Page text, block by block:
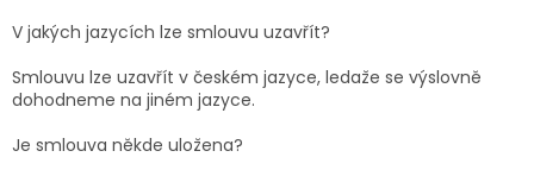
V jakých jazycích lze smlouvu uzavřít?
Smlouvu lze uzavřít v českém jazyce, ledaže se výslovně
dohodneme na jiném jazyce.
Je smlouva někde uložena?